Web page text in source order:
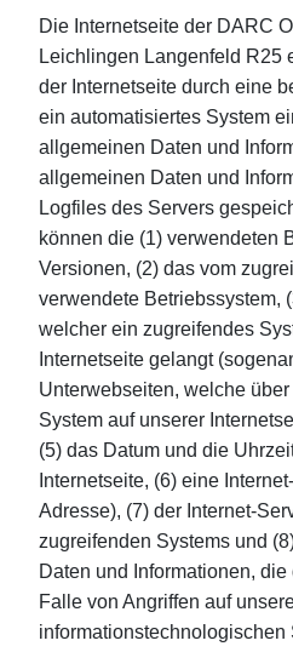
Die Internetseite der DARC
Leichlingen Langenfeld R25
der Internetseite durch eine
ein automatisiertes System
allgemeinen Daten und
allgemeinen Daten und
Logfiles des Servers
können die (1) verwendeten
Versionen, (2) das vom
verwendete Betriebssystem,
welcher ein zugreifendes
Internetseite gelangt
Unterwebseiten, welche
System auf unserer
(5) das Datum und die
Internetseite, (6) eine
Adresse), (7) der Internet-
zugreifenden Systems und
Daten und Informationen,
Falle von Angriffen auf
informationstechnologischen